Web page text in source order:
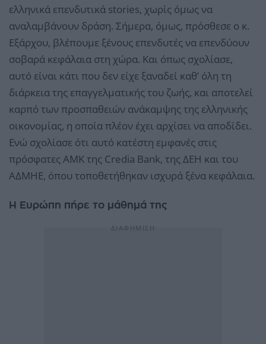
ελληνικά επενδυτικά stories, χωρίς όμως να
αναλαμβάνουν δράση. Σήμερα, όμως, πρόσθεσε ο κ.
Εξάρχου, βλέπουμε ξένους επενδυτές να επενδύουν
σοβαρά κεφάλαια στη χώρα. Και όπως σχολίασε,
αυτό είναι κάτι που δεν είχε ξαναδεί καθ’ όλη τη
διάρκεια της επαγγελματικής του ζωής, και αποτελεί
καρπό των προσπαθειών ανάκαμψης της ελληνικής
οικονομίας, η οποία πλέον έχει αρχίσει να αποδίδει.
Ενώ σχολίασε ότι αυτό κατέστη εμφανές στις
πρόσφατες ΑΜΚ της Credia Bank, της ΔΕΗ και του
ΑΔΜΗΕ, όπου τοποθετήθηκαν ισχυρά ξένα κεφάλαια.
Η Ευρώπη πήρε το μάθημά της